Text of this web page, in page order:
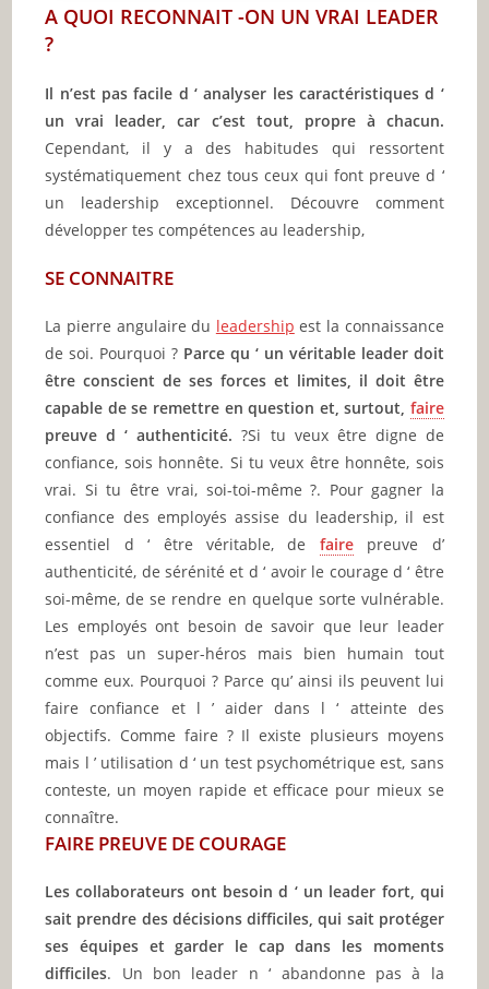
A QUOI RECONNAIT -ON UN VRAI LEADER
?
Il n’est pas facile d ‘ analyser les caractéristiques d ‘
un vrai leader, car c’est tout, propre à chacun.
Cependant, il y a des habitudes qui ressortent
systématiquement chez tous ceux qui font preuve d ‘
un leadership exceptionnel. Découvre comment
développer tes compétences au leadership,
SE CONNAITRE
La pierre angulaire du leadership est la connaissance
de soi. Pourquoi ? Parce qu ‘ un véritable leader doit
être conscient de ses forces et limites, il doit être
capable de se remettre en question et, surtout, faire
preuve d ‘ authenticité.?Si tu veux être digne de
confiance, sois honnête. Si tu veux être honnête, sois
vrai. Si tu être vrai, soi-toi-même ?. Pour gagner la
confiance des employés assise du leadership, il est
essentiel d ‘ être véritable, de fairepreuve d’
authenticité, de sérénité et d ‘ avoir le courage d ‘ être
soi-même, de se rendre en quelque sorte vulnérable.
Les employés ont besoin de savoir que leur leader
n’est pas un super-héros mais bien humain tout
comme eux. Pourquoi ? Parce qu’ ainsi ils peuvent lui
faire confiance et l ’ aider dans l ‘ atteinte des
objectifs. Comme faire ? Il existe plusieurs moyens
mais l ’ utilisation d ‘ un test psychométrique est, sans
conteste, un moyen rapide et efficace pour mieux se
connaître.
FAIRE PREUVE DE COURAGE
Les collaborateurs ont besoin d ‘ un leader fort, qui
sait prendre des décisions difficiles, qui sait protéger
ses équipes et garder le cap dans les moments
difficiles. Un bon leader n ‘ abandonne pas à la